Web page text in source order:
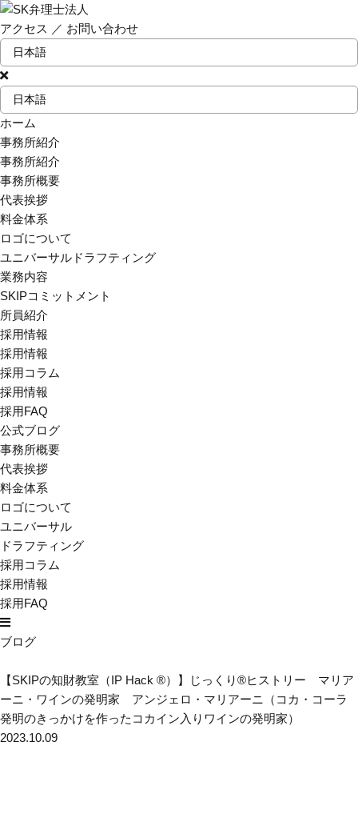
アクセス ／ お問い合わせ
ホーム
事務所紹介
事務所紹介
事務所概要
代表挨拶
料金体系
ロゴについて
ユニバーサルドラフティング
業務内容
SKIPコミットメント
所員紹介
採用情報
採用情報
採用コラム
採用情報
採用FAQ
公式ブログ
事務所概要
代表挨拶
料金体系
ロゴについて
ユニバーサル
ドラフティング
採用コラム
採用情報
採用FAQ
ブログ
【SKIPの知財教室（IP Hack ®）】じっくり®ヒストリー マリア
ーニ・ワインの発明家 アンジェロ・マリアーニ（コカ・コーラ
発明のきっかけを作ったコカイン入りワインの発明家）
2023.10.09